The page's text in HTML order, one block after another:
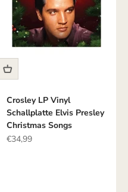
Crosley LP Vinyl
Schallplatte Elvis Presley
Christmas Songs
Angebot
€34,99